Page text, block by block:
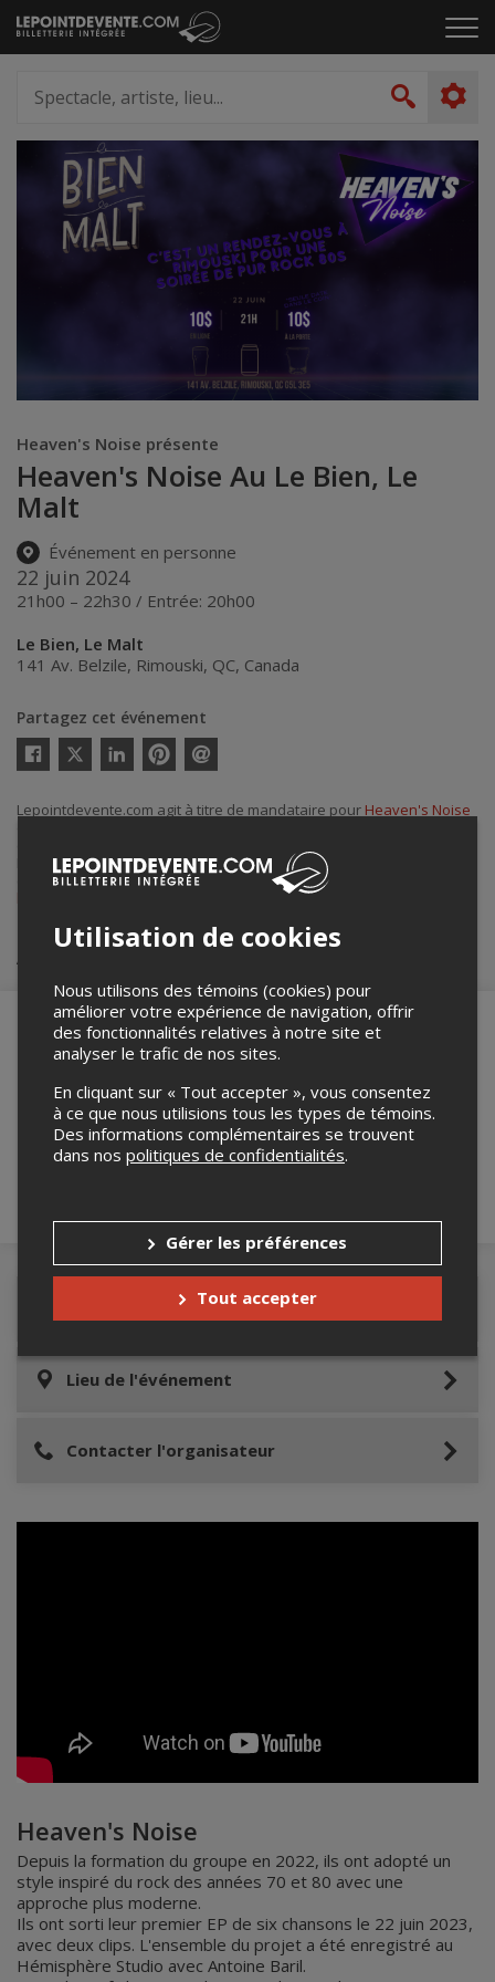
Passer
au
le
artiste,
lieu...
Heaven's Noise présente
Heaven's Noise Au Le Bien, Le
Malt
Événement en personne
22 juin 2024
21h00 – 22h30 / Entrée: 20h00
Le Bien, Le Malt
141 Av. Belzile, Rimouski, QC, Canada
Partagez cet événement
Twitter
courriel
Lepointdevente.com agit à titre de mandataire pour Heaven's Noise
Pour plus d’information à propos de cet événement, veuillez
contacter l’organisateur de l’événement,Heaven's Noise
Achat de billets
robot ci-bas.
Détails de l'événement
Lieu de l'événement
Contacter l'organisateur
Heaven's Noise
Depuis la formation du groupe en 2022, ils ont adopté un
style inspiré du rock des années 70 et 80 avec une
approche plus moderne.
Ils ont sorti leur premier EP de six chansons le 22 juin 2023,
avec deux clips. L'ensemble du projet a été enregistré au
Hémisphère Studio avec Antoine Baril.
Utilisation de cookies
Nous utilisons des témoins (cookies) pour
améliorer votre expérience de navigation, offrir
des fonctionnalités relatives à notre site et
analyser le trafic de nos sites.
En cliquant sur « Tout accepter », vous consentez
à ce que nous utilisions tous les types de témoins.
Des informations complémentaires se trouvent
dans nos politiques de confidentialités.
Gérer les préférences
Tout accepter